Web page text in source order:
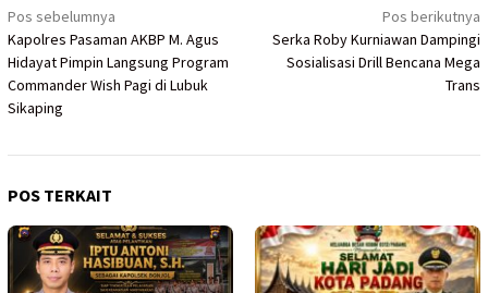
Navigasi
pos
Pos sebelumnya
Kapolres Pasaman AKBP M. Agus
Hidayat Pimpin Langsung Program
Commander Wish Pagi di Lubuk
Sikaping
Pos berikutnya
Serka Roby Kurniawan Dampingi
Sosialisasi Drill Bencana Mega
Trans
POS TERKAIT